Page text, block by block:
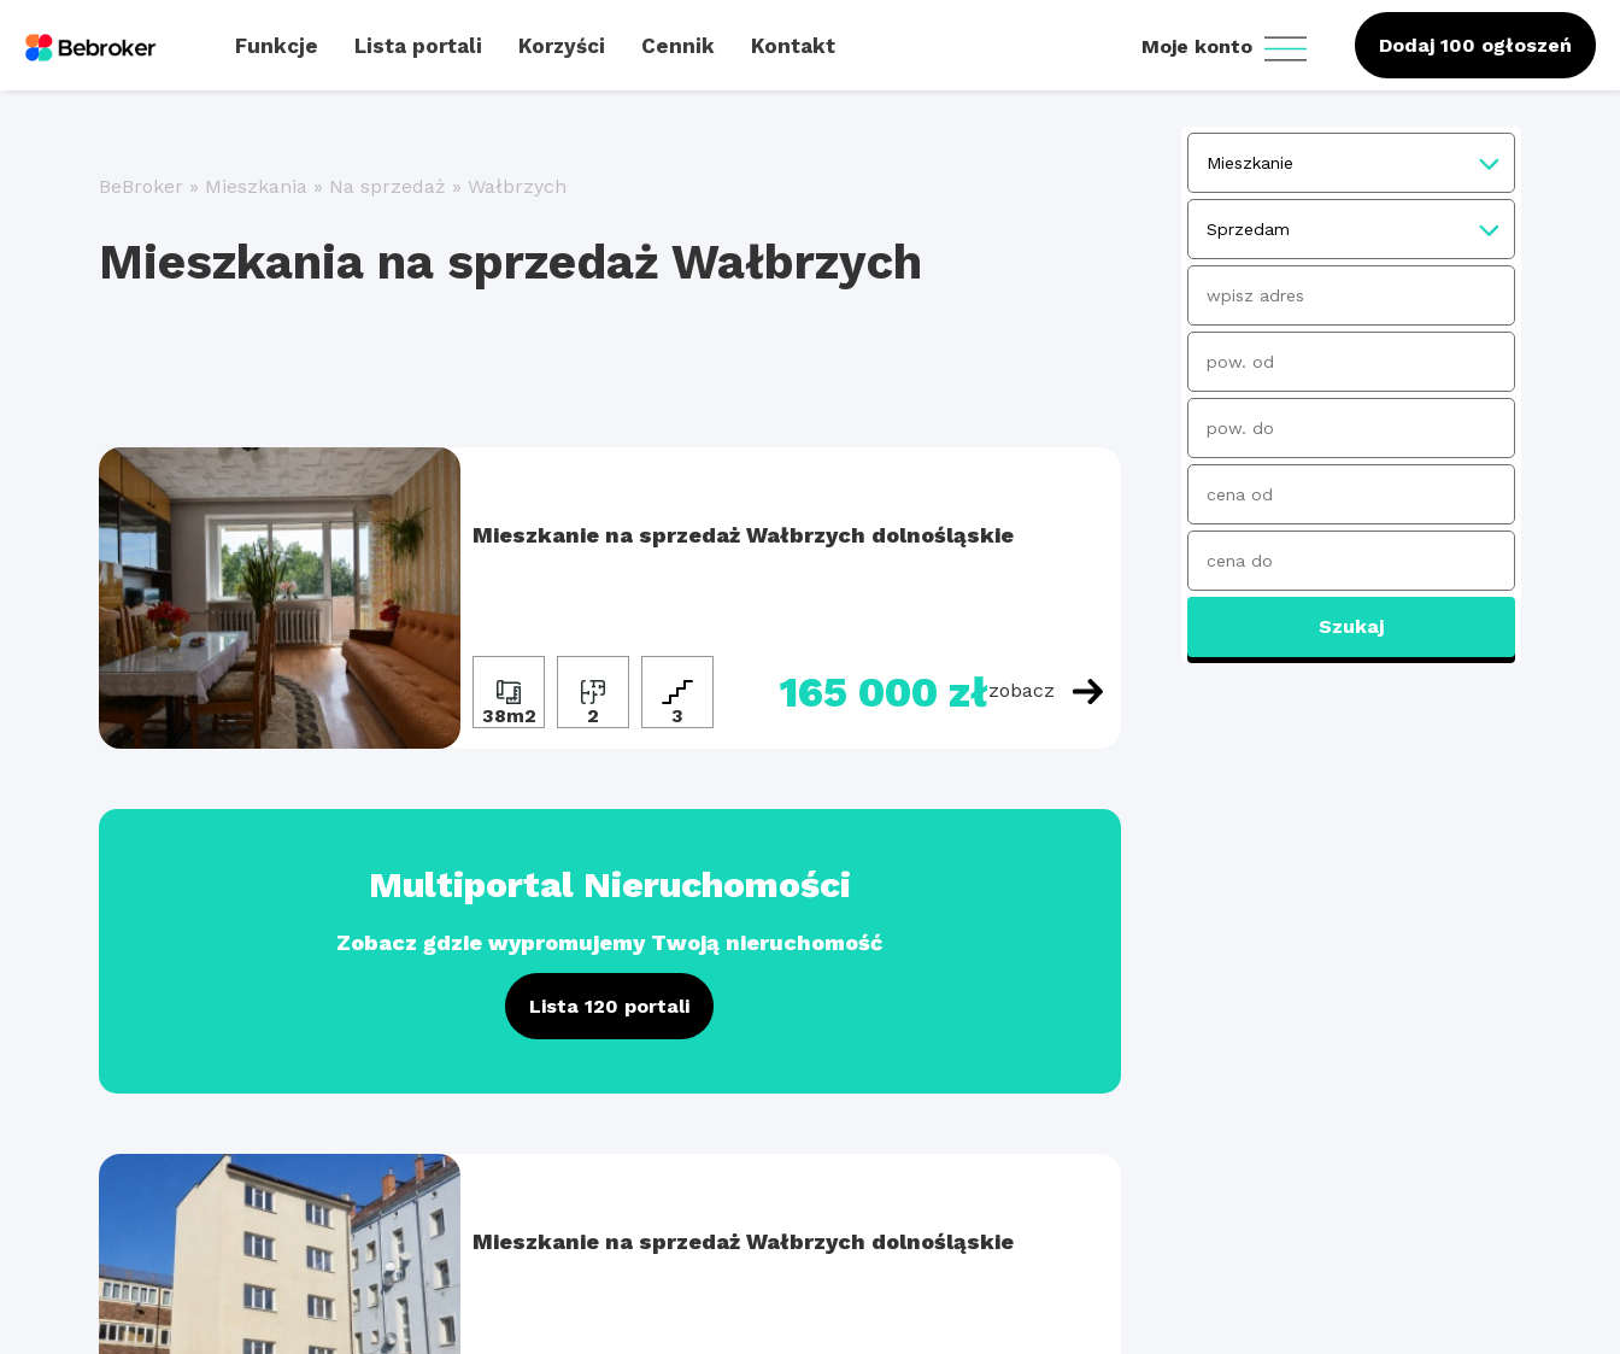
Funkcje Lista portali Korzyści Cennik Kontakt Dodaj 100 ogłoszeń
Moje konto
BeBroker » Mieszkania » Na sprzedaż » Wałbrzych
Mieszkania na sprzedaż Wałbrzych
Mieszkanie na sprzedaż Wałbrzych dolnośląskie
38m2 2 3 165 000 złzobacz
Multiportal Nieruchomości
Zobacz gdzie wypromujemy Twoją nieruchomość
Lista 120 portali
Mieszkanie na sprzedaż Wałbrzych dolnośląskie
Szukaj